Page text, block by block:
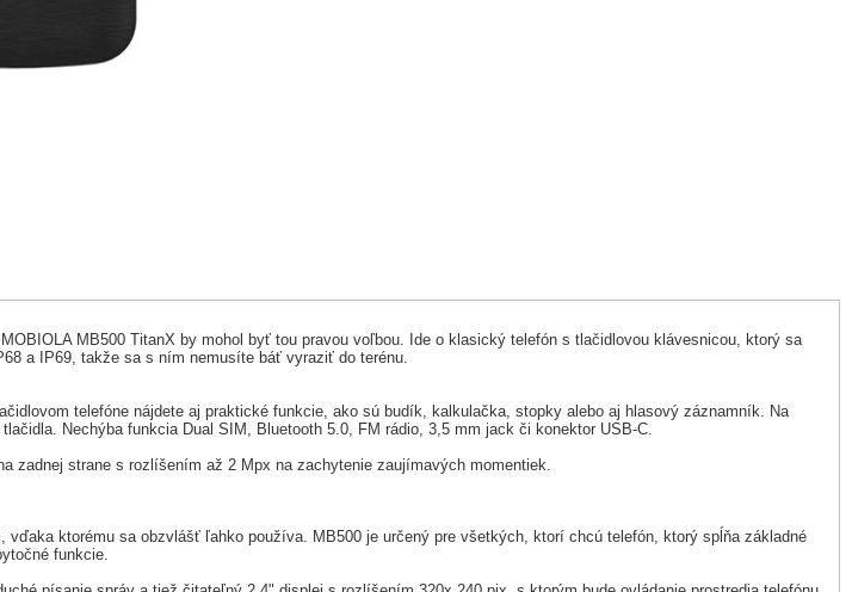
MB500 TitanX by mohol byť tou pravou voľbou. Ide o klasický telefón s tlačidlovou klávesnicou, ktorý sa
a IP69, takže sa s ním nemusíte báť vyraziť do terénu.
telefóne nájdete aj praktické funkcie, ako sú budík, kalkulačka, stopky alebo aj hlasový záznamník. Na
Nechýba funkcia Dual SIM, Bluetooth 5.0, FM rádio, 3,5 mm jack či konektor USB-C.
zadnej strane s rozlíšením až 2 Mpx na zachytenie zaujímavých momentiek.
ktorému sa obzvlášť ľahko používa. MB500 je určený pre všetkých, ktorí chcú telefón, ktorý spĺňa základné
funkcie.